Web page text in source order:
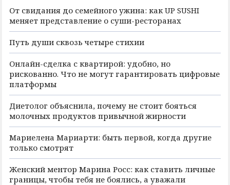
От свидания до семейного ужина: как UP SUSHI
меняет представление о суши-ресторанах
Путь души сквозь четыре стихии
Онлайн-сделка с квартирой: удобно, но
рискованно. Что не могут гарантировать цифровые
платформы
Диетолог объяснила, почему не стоит бояться
молочных продуктов привычной жирности
Мариелена Мариарти: быть первой, когда другие
только смотрят
Женский ментор Марина Росс: как ставить личные
границы, чтобы тебя не боялись, а уважали